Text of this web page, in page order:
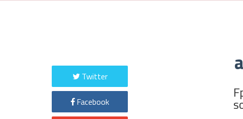
Twitter
Facebook